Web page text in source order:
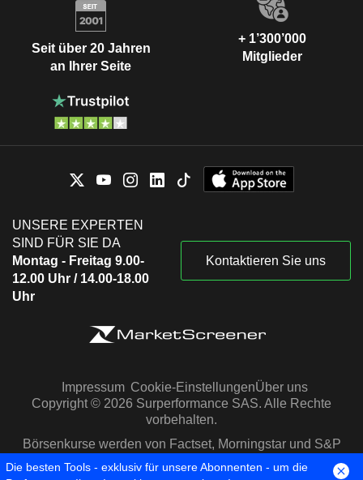
Seit über 20 Jahren
an Ihrer Seite
+ 1’300’000
Mitglieder
UNSERE EXPERTEN
SIND FÜR SIE DA
Montag - Freitag 9.00-
12.00 Uhr / 14.00-18.00
Uhr
Kontaktieren Sie uns
Impressum Cookie-EinstellungenÜber uns
Copyright © 2026 Surperformance SAS. Alle Rechte
vorbehalten.
Börsenkurse werden von Factset, Morningstar und S&P
Capital IQ zur Verfügung gestellt
Die besten Tools - exklusiv für unsere Abonnenten - um die